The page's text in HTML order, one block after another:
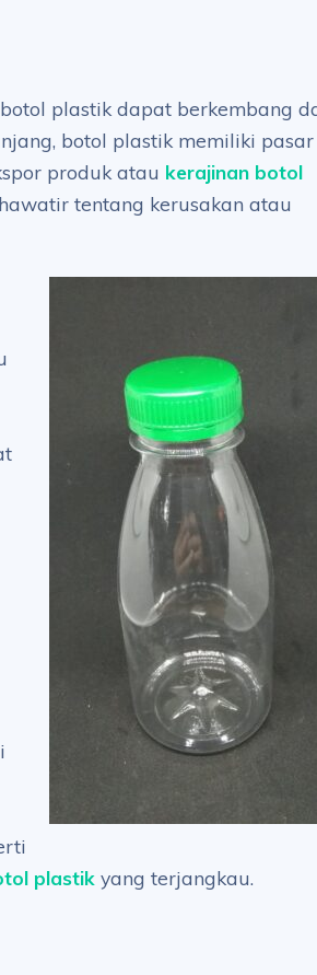
plastik dapat berkembang
botol plastik memiliki pasar
produk atau kerajinan botol
tentang kerusakan atau
plastik yang terjangkau.